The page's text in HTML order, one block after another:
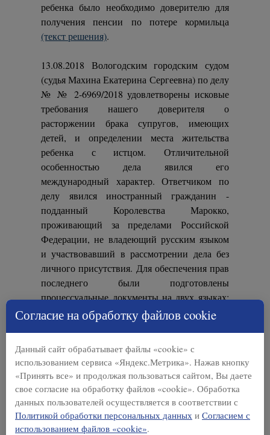
Согласие на обработку файлов cookie
Данный сайт обрабатывает файлы «cookie» с
использованием сервиса «Яндекс.Метрика». Нажав кнопку
«Принять все» и продолжая пользоваться сайтом, Вы даете
свое согласие на обработку файлов «cookie». Обработка
данных пользователей осуществляется в соответствии с
Политикой обработки персональных данных и Согласием с
использованием файлов «cookie».
ребенка было необходимо доверителю для
получения пенсии по потере кормильца
(текст решения).
13.08.2018 Вологодским городским судом
(судья Махина Екатерина Сергеевна) по делу
№ № 2-6969/2018 удовлетворены исковые
требования нашего доверителя о
расторжении брака супругов, имеющих
детей, и определении места жительства
ребенка с истцом. Отличительной
особенностью дела явился его
международный характер. Ответчиком по
делу явился иностранный гражданин -
подданный Королевства Марокко,
проживающий за пределами Российской
Федерации, не владеющий русским языком
и участвовавший в рассмотрении дела без
личного присутствия. Для обеспечения прав
последнего были подготовлены
процессуальные документы на двух языках:
русском и английском(текст решения).
(судья Махина Екатерина Сергеевна) с
участием нашего семейного юриста
завершено рассмотрение дела № 2-6244/2018
о разделе совместно нажитого имущества
супругов. Наш семейный юрист вел дело со
стороны Ответчика(текст решения)